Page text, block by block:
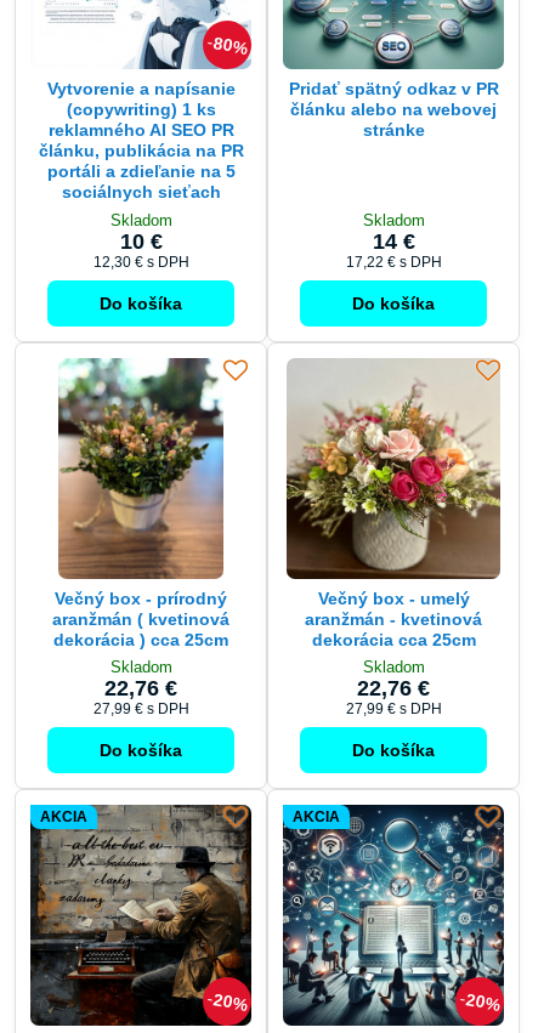
80%
Vytvorenie a napísanie
(copywriting) 1 ks
reklamného AI SEO PR
článku, publikácia na PR
portáli a zdieľanie na 5
sociálnych sieťach
Skladom
10 €
12,30 € s DPH
Do košíka
Pridať spätný odkaz v PR
článku alebo na webovej
stránke
Skladom
14 €
17,22 € s DPH
Do košíka
Večný box - prírodný
aranžmán ( kvetinová
dekorácia ) cca 25cm
Skladom
22,76 €
27,99 € s DPH
Do košíka
Večný box - umelý
aranžmán - kvetinová
dekorácia cca 25cm
Skladom
22,76 €
27,99 € s DPH
Do košíka
20%
AKCIA
20%
AKCIA